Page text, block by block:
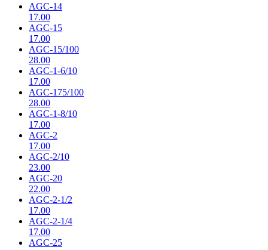
AGC-14
17.00
AGC-15
17.00
AGC-15/100
28.00
AGC-1-6/10
17.00
AGC-175/100
28.00
AGC-1-8/10
17.00
AGC-2
17.00
AGC-2/10
23.00
AGC-20
22.00
AGC-2-1/2
17.00
AGC-2-1/4
17.00
AGC-25